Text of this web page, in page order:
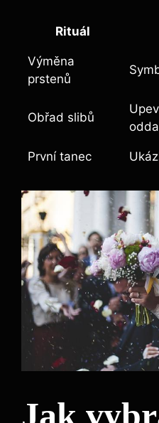
Rituál
Výměna
prstenů
Obřad slibů
První tanec